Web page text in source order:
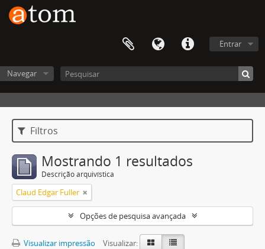
Entrar
Navegar
Filtros
Mostrando 1 resultados
Descrição arquivística
Claud Edgar Fuller
Opções de pesquisa avançada
Visualizar impressão
Visualizar: